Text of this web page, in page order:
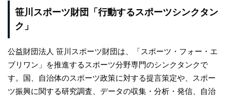
笹川スポーツ財団「行動するスポーツシンクタン
ク」
公益財団法人 笹川スポーツ財団は、「スポーツ・フォー・エ
ブリワン」を推進するスポーツ分野専門のシンクタンクで
す。国、自治体のスポーツ政策に対する提言策定や、スポー
ツ振興に関する研究調査、データの収集・分析・発信、自治